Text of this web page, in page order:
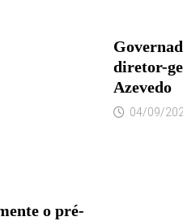
o pré-
diretor-
Azevedo
04/09/